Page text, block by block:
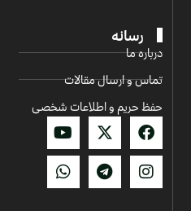
رسانه
درباره ما
تماس و ارسال مقالات
حفظ حریم و اطلاعات شخصی